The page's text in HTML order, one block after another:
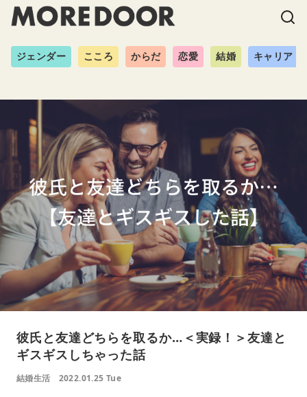
ジェンダー こころ からだ 恋愛 結婚 キャリア
彼氏と友達どちらを取るか…＜実録！＞友達と
ギスギスしちゃった話
結婚生活 2022.01.25 Tue